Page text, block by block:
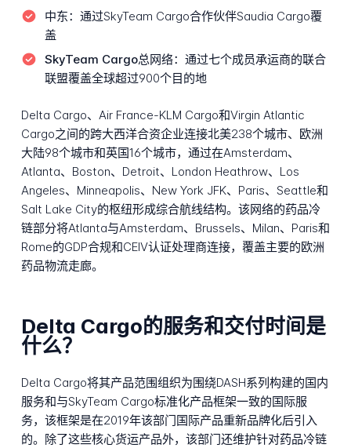
中东： 通过SkyTeam Cargo合作伙伴Saudia Cargo覆
盖
SkyTeam Cargo总网络： 通过七个成员承运商的联合
联盟覆盖全球超过900个目的地
Delta Cargo、Air France-KLM Cargo和Virgin Atlantic
Cargo之间的跨大西洋合资企业连接北美238个城市、欧洲
大陆98个城市和英国16个城市，通过在Amsterdam、
Atlanta、Boston、Detroit、London Heathrow、Los
Angeles、Minneapolis、New York JFK、Paris、Seattle和
Salt Lake City的枢纽形成综合航线结构。该网络的药品冷
链部分将Atlanta与Amsterdam、Brussels、Milan、Paris和
Rome的GDP合规和CEIV认证处理商连接，覆盖主要的欧洲
药品物流走廊。
Delta Cargo的服务和交付时间是
什么？
Delta Cargo将其产品范围组织为围绕DASH系列构建的国内
服务和与SkyTeam Cargo标准化产品框架一致的国际服
务，该框架是在2019年该部门国际产品重新品牌化后引入
的。除了这些核心货运产品外，该部门还维护针对药品冷链